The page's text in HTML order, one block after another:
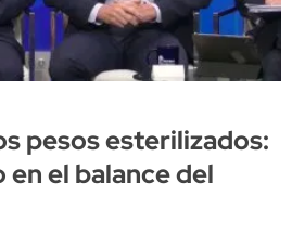
pesos esterilizados:
el balance del